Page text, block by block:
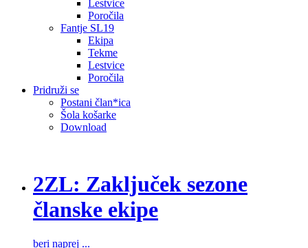
Lestvice
Poročila
Fantje SL19
Ekipa
Tekme
Lestvice
Poročila
Pridruži se
Postani član*ica
Šola košarke
Download
2ZL: Zaključek sezone
članske ekipe
beri naprej ...